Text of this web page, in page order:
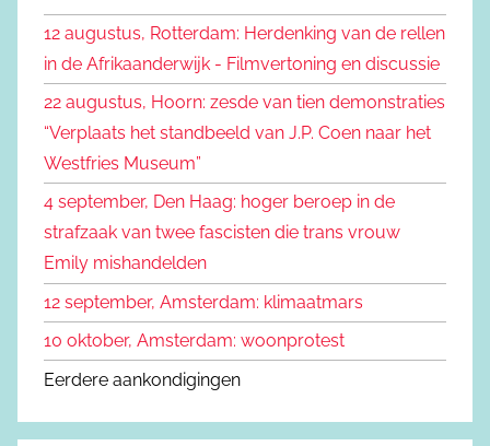
n
a
:
e
n
12 augustus, Rotterdam: Herdenking van de rellen
in de Afrikaanderwijk - Filmvertoning en discussie
22 augustus, Hoorn: zesde van tien demonstraties
“Verplaats het standbeeld van J.P. Coen naar het
Westfries Museum”
4 september, Den Haag: hoger beroep in de
strafzaak van twee fascisten die trans vrouw
Emily mishandelden
12 september, Amsterdam: klimaatmars
10 oktober, Amsterdam: woonprotest
Eerdere aankondigingen